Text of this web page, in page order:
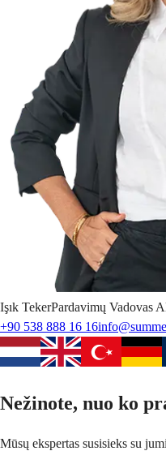
Işık TekerPardavimų Vadovas
+90 538 888 16 16
Nežinote, nuo ko
Mūsų ekspertas susisieks su